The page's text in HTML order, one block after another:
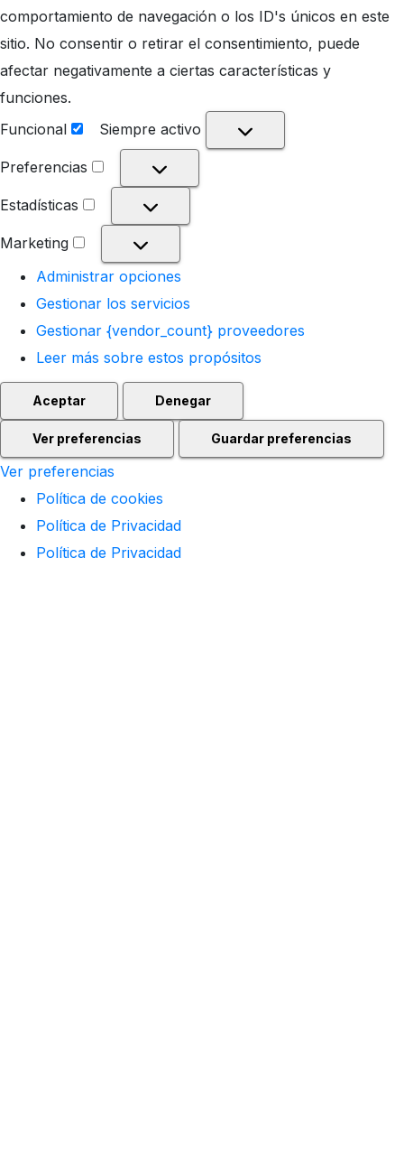
comportamiento de navegación o los ID's únicos en este
sitio. No consentir o retirar el consentimiento, puede
afectar negativamente a ciertas características y
funciones.
Funcional
Funcional
Siempre activo
Preferencias
Preferencias
Estadísticas
Estadísticas
Marketing
Marketing
Administrar opciones
Gestionar los servicios
Gestionar {vendor_count} proveedores
Leer más sobre estos propósitos
Aceptar Denegar
Ver preferencias Guardar preferencias
Ver preferencias
Política de cookies
Política de Privacidad
Política de Privacidad